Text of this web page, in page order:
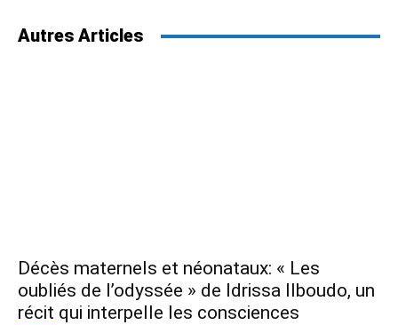
Autres Articles
Décès maternels et néonataux: « Les
oubliés de l’odyssée » de Idrissa Ilboudo, un
récit qui interpelle les consciences